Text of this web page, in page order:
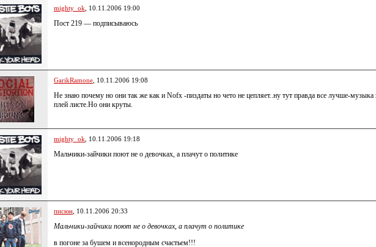
mighty_ok , 10.11.2006 19:00
Пост 219 — подписываюсь
GarikRamone , 10.11.2006 19:08
Не знаю почему но они так же как и Nofx -пиздаты но чето не цепляет..ну тут правда все лучше-
плей листе.Но они круты.
mighty_ok , 10.11.2006 19:18
Мальчики-зайчики поют не о девочках, а плачут о политике
писюн , 10.11.2006 20:33
Мальчики-зайчики поют не о девочках, а плачут о политике
в погоне за бушем и всенородным счастьем!!!